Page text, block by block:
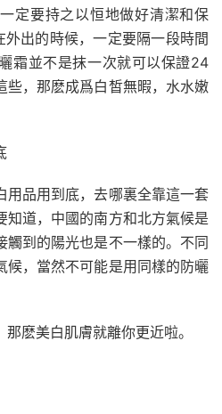
定要持之以恒地做好清潔和保
外出的時候，一定要隔一段時間
霜並不是抹一次就可以保證24
些，那麽成爲白皙無暇，水水嫩
用品用到底，去哪裏全靠這一套
知道，中國的南方和北方氣候是
觸到的陽光也是不一樣的。不同
候，當然不可能是用同樣的防曬
麽美白肌膚就離你更近啦。